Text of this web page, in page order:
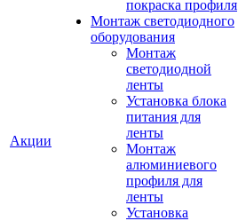
Акции
покраска профиля
Монтаж светодиодного
оборудования
Монтаж
светодиодной
ленты
Установка блока
питания для
ленты
Монтаж
алюминиевого
профиля для
ленты
Установка